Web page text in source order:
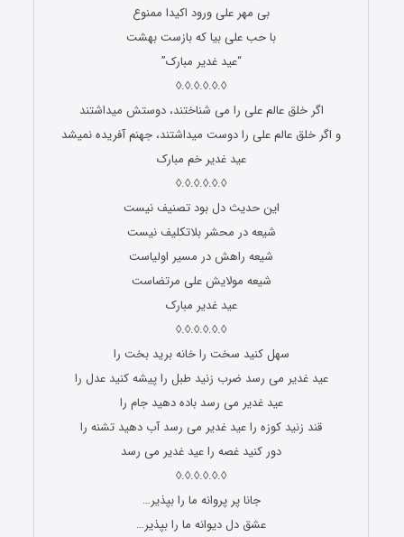
بی مهر علی ورود اکیدا ممنوع
با حب علی بیا که بازست بهشت
“عید غدیر مبارک”
◊.◊.◊.◊.◊.◊
اگر خلق عالم علی را می شناختند، دوستش میداشتند
و اگر خلق عالم علی را دوست میداشتند، جهنم آفریده نمیشد
عید غدیر خم مبارک
◊.◊.◊.◊.◊.◊
این حدیث دل بود تصنیف نیست
شیعه در محشر بلاتكلیف نیست
شیعه راهش در مسیر اولیاست
شیعه مولایش علی مرتضاست
عید غدیر مبارک
◊.◊.◊.◊.◊.◊
سهل كنید سخت را خانه برید بخت را
عید غدیر مى رسد ضرب زنید طبل را پیشه كنید عدل را
عید غدیر مى رسد باده دهید جام را
قند زنید كوزه را عید غدیر مى رسد آب دهید تشنه را
دور كنید غصه را عید غدیر مى رسد
◊.◊.◊.◊.◊.◊
جانا پر پروانه ما را بپذیر…
عشق دل دیوانه ما را بپذیر…